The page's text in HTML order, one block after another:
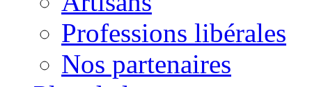
Professions libérales
Nos partenaires